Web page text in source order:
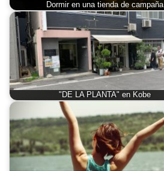
Dormir en una tienda de campaña
"DE LA PLANTA" en Kobe